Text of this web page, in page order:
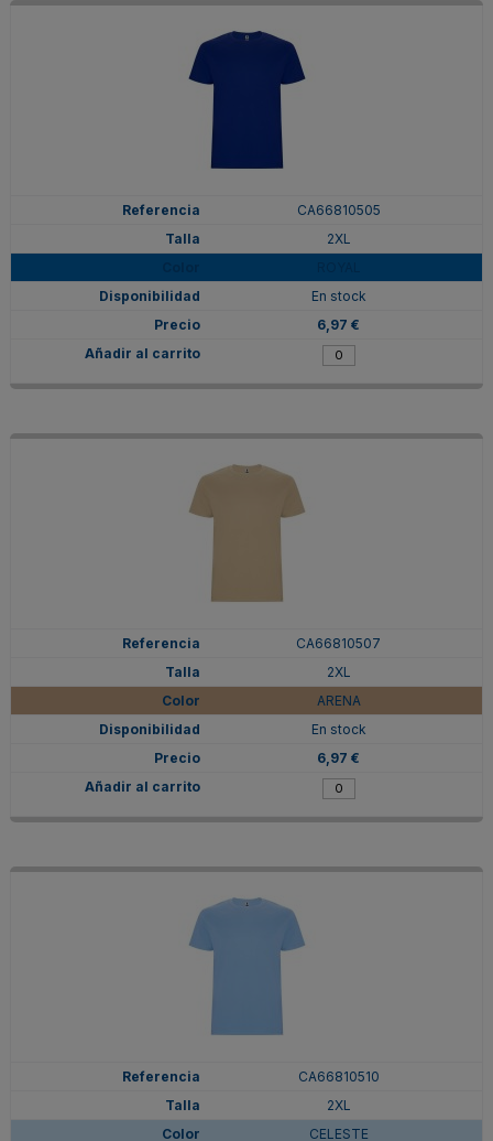
CA66810505
2XL
En stock
6,97 €
CA66810507
2XL
ARENA
En stock
6,97 €
CA66810510
2XL
CELESTE